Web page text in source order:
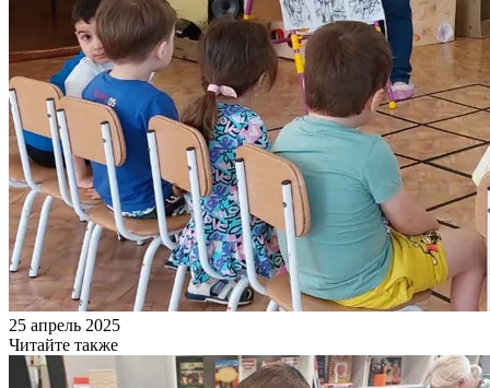
25 апрель 2025
Читайте также